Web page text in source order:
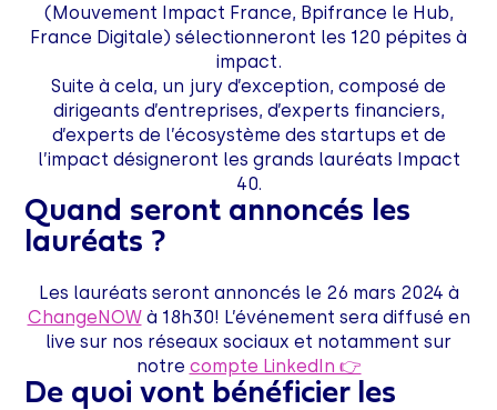
(Mouvement Impact France, Bpifrance le Hub,
France Digitale) sélectionneront les 120 pépites à
impact.
Suite à cela, un jury d’exception, composé de
dirigeants d’entreprises, d’experts financiers,
d’experts de l’écosystème des startups et de
l’impact désigneront les grands lauréats Impact
40.
Quand seront annoncés les
lauréats ?
Les lauréats seront annoncés le 26 mars 2024 à
ChangeNOWà 18h30! L’événement sera diffusé en
live sur nos réseaux sociaux et notamment sur
notre compte LinkedIn 👉
De quoi vont bénéficier les